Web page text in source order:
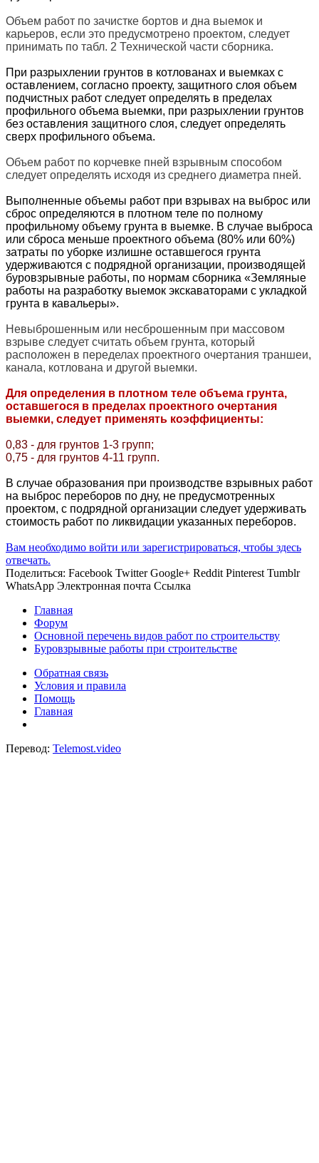
Объем работ по зачистке бортов и дна выемок и
карьеров, если это предусмотрено проектом, следует
принимать по табл. 2 Технической части сборника.
При разрыхлении грунтов в котлованах и выемках с
оставлением, согласно проекту, защитного слоя объем
подчистных работ следует определять в пределах
профильного объема выемки, при разрыхлении грунтов
без оставления защитного слоя, следует определять
сверх профильного объема.
Объем работ по корчевке пней взрывным способом
следует определять исходя из среднего диаметра пней.
Выполненные объемы работ при взрывах на выброс или
сброс определяются в плотном теле по полному
профильному объему грунта в выемке. В случае выброса
или сброса меньше проектного объема (80% или 60%)
затраты по уборке излишне оставшегося грунта
удерживаются с подрядной организации, производящей
буровзрывные работы, по нормам сборника «Земляные
работы на разработку выемок экскаваторами с укладкой
грунта в кавальеры».
Невыброшенным или несброшенным при массовом
взрыве следует считать объем грунта, который
расположен в переделах проектного очертания траншеи,
канала, котлована и другой выемки.
Для определения в плотном теле объема грунта,
оставшегося в пределах проектного очертания
выемки, следует применять коэффициенты:
0,83 - для грунтов 1-3 групп;
0,75 - для грунтов 4-11 групп.
В случае образования при производстве взрывных работ
на выброс переборов по дну, не предусмотренных
проектом, с подрядной организации следует удерживать
стоимость работ по ликвидации указанных переборов.
Вам необходимо войти или зарегистрироваться, чтобы здесь
отвечать.
Поделиться: Facebook Twitter Google+ Reddit Pinterest Tumblr
WhatsApp Электронная почта Ссылка
Главная
Форум
Основной перечень видов работ по строительству
Буровзрывные работы при строительстве
Обратная связь
Условия и правила
Помощь
Главная
Перевод: Telemost.video